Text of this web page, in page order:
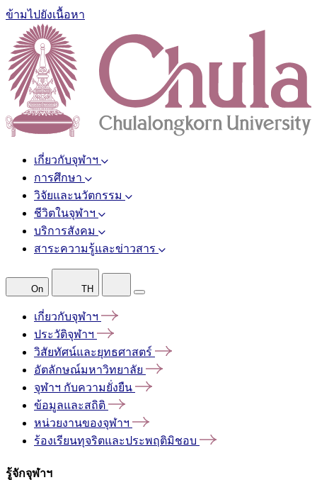
ข้ามไปยังเนื้อหา
เกี่ยวกับจุฬาฯ
การศึกษา
วิจัยและนวัตกรรม
ชีวิตในจุฬาฯ
บริการสังคม
สาระความรู้และข่าวสาร
On TH
เกี่ยวกับจุฬาฯ
ประวัติจุฬาฯ
วิสัยทัศน์และยุทธศาสตร์
อัตลักษณ์มหาวิทยาลัย
จุฬาฯ กับความยั่งยืน
ข้อมูลและสถิติ
หน่วยงานของจุฬาฯ
ร้องเรียนทุจริตและประพฤติมิชอบ
รู้จักจุฬาฯ